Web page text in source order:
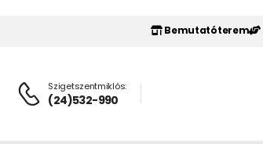
Bemutatóterem
Szigetszentmiklós:
(24)532-990